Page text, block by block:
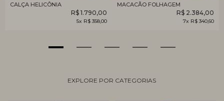
CALÇA HELICÔNIA
R$ 1.790,00
5x R$ 358,00
MACACÃO FOLHAGEM
R$ 2.384,00
7x R$ 340,60
EXPLORE POR CATEGORIAS